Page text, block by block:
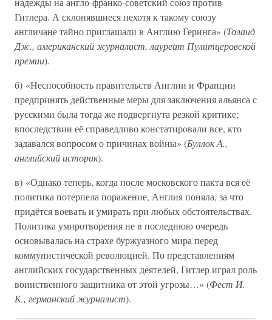
Гитлера. А склонявшиеся нехотя к такому союзу
англичане тайно приглашали в Англию Геринга» (Толанд
Дж., американский журналист, лауреат Пулитцеровской
премии).
б) «Неспособность правительств Англии и Франции
предпринять действенные меры для заключения альянса с
русскими была тогда же подвергнута резкой критике;
впоследствии её справедливо констатировали все, кто
задавался вопросом о причинах войны» (Буллок А.,
английский историк).
в) «Однако теперь, когда после московского пакта вся её
политика потерпела поражение, Англия поняла, за что
придётся воевать и умирать при любых обстоятельствах.
Политика умиротворения не в последнюю очередь
основывалась на страхе буржуазного мира перед
коммунистической революцией. По представлениям
английских государственных деятелей, Гитлер играл роль
воинственного защитника от этой угрозы…» (Фест И.
К., германский журналист).